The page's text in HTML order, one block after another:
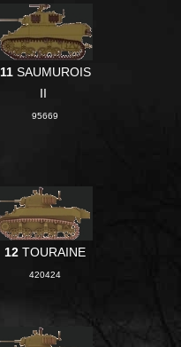
11SAUMUROIS
II
95669
12 TOURAINE
420424